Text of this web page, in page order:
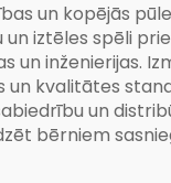
un kopējās
iztēles spēli
un inženierijas.
kvalitātes
un
bērniem